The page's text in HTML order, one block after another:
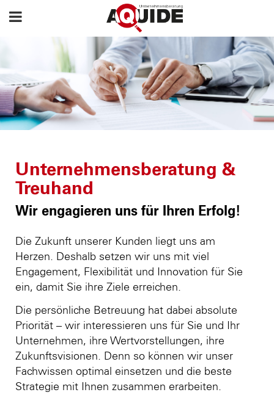
Unternehmensberatung &
Treuhand
Wir engagieren uns für Ihren Erfolg!
Die Zukunft unserer Kunden liegt uns am
Herzen. Deshalb setzen wir uns mit viel
Engagement, Flexibilität und Innovation für Sie
ein, damit Sie ihre Ziele erreichen.
Die persönliche Betreuung hat dabei absolute
Priorität – wir interessieren uns für Sie und Ihr
Unternehmen, ihre Wertvorstellungen, ihre
Zukunftsvisionen. Denn so können wir unser
Fachwissen optimal einsetzen und die beste
Strategie mit Ihnen zusammen erarbeiten.